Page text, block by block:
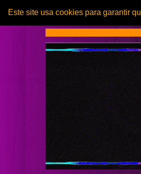
Este site usa cookies para garantir